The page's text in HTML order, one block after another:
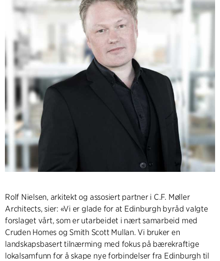
Rolf Nielsen, arkitekt og assosiert partner i C.F. Møller
Architects, sier: «Vi er glade for at Edinburgh byråd valgte
forslaget vårt, som er utarbeidet i nært samarbeid med
Cruden Homes og Smith Scott Mullan. Vi bruker en
landskapsbasert tilnærming med fokus på bærekraftige
lokalsamfunn for å skape nye forbindelser fra Edinburgh til